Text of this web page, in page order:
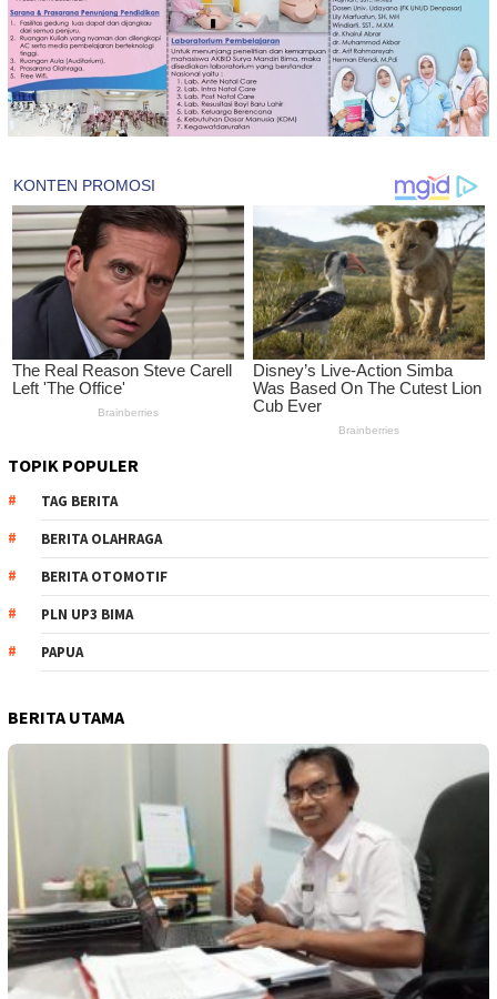
TOPIK POPULER
TAG BERITA
BERITA OLAHRAGA
BERITA OTOMOTIF
PLN UP3 BIMA
PAPUA
BERITA UTAMA